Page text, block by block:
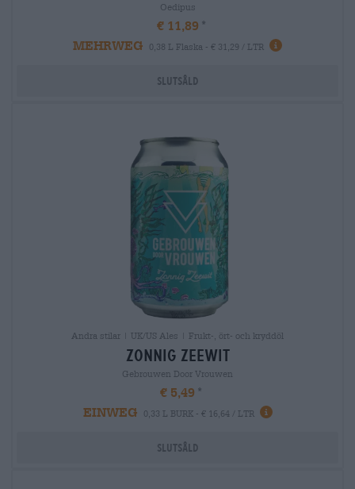
Oedipus
€ 11,89
MEHRWEG
0,38 L Flaska - € 31,29 / LTR
Slutsåld
Andra stilar | UK/US Ales | Frukt-, ört- och kryddöl
zonnig zeewit
Gebrouwen Door Vrouwen
€ 5,49
EINWEG
0,33 L BURK - € 16,64 / LTR
Slutsåld